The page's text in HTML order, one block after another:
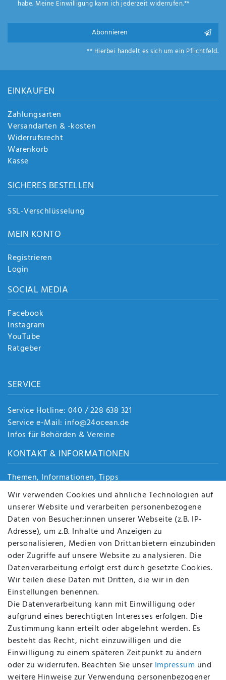
Anf
e
de
habe. Meine Einwilligung kann ich jederzeit widerrufen.**
Abonnieren
** Hierbei handelt es sich um ein Pflichtfeld.
EINKAUFEN
Zahlungsarten
Versandarten & -kosten
Widerrufsrecht
Warenkorb
Kasse
SICHERES BESTELLEN
SSL-Verschlüsselung
MEIN KONTO
Registrieren
Login
SOCIAL MEDIA
Facebook
Instagram
YouTube
Ratgeber
SERVICE
Service Hotline: 040 / 228 638 321
Service e-Mail: info@24ocean.de
Infos für Behörden & Vereine
KONTAKT & INFORMATIONEN
Themen, Informationen, Tipps
Jobs
Über uns
Kontakt
Datenschutz
AGB
FAQ
Batterieentsorgung
Altölverordnung
Impressum
BEQUEM UND SICHER BEZAHLEN MIT
Wir verwenden Cookies und ähnliche Technologien auf
unserer Website und verarbeiten personenbezogene
Daten von Besucher:innen unserer Webseite (z.B. IP-
Adresse), um z.B. Inhalte und Anzeigen zu
personalisieren, Medien von Drittanbietern einzubinden
oder Zugriffe auf unsere Website zu analysieren. Die
Datenverarbeitung erfolgt erst durch gesetzte Cookies.
Wir teilen diese Daten mit Dritten, die wir in den
Einstellungen benennen.
Die Datenverarbeitung kann mit Einwilligung oder
aufgrund eines berechtigten Interesses erfolgen. Die
Zustimmung kann erteilt oder abgelehnt werden. Es
besteht das Recht, nicht einzuwilligen und die
Einwilligung zu einem späteren Zeitpunkt zu ändern
oder zu widerrufen. Beachten Sie unser Impressum und